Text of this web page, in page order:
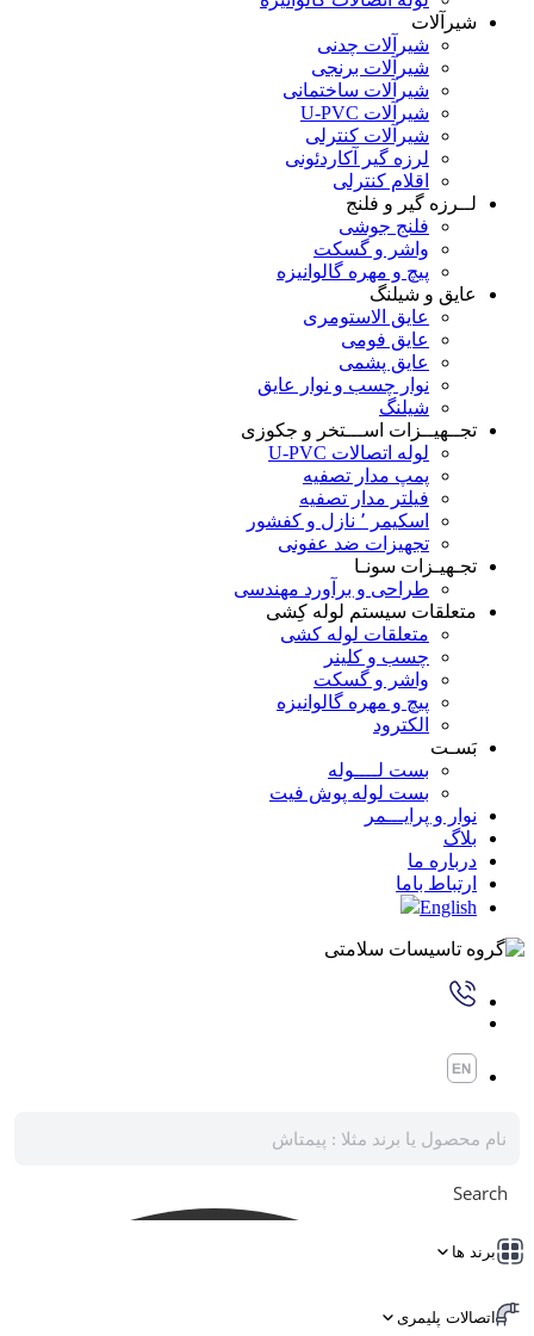
شیرآلات
شیرآلات چدنی
شیرآلات برنجی
شیرآلات ساختمانی
شیرآلات U-PVC
شیرآلات کنترلی
لرزه گیر آکاردئونی
اقلام کنترلی
لــرزه گیر و فلنج
فلنج جوشی
واشر و گسکت
پیچ و مهره گالوانیزه
عایق و شیلنگ
عایق الاستومری
عایق فومی
عایق پشمی
نوار چسب و نوار عایق
شیلنگ
تجــهیــزات اســـتخر و جکوزی
لوله اتصالات U-PVC
پمپ مدار تصفیه
فیلتر مدار تصفیه
اسکیمر ٬ نازل و کفشور
تجهیزات ضد عفونی
تجـهیـزات سونـا
طراحی و برآورد مهندسی
متعلقات سیستم لوله کِشی
متعلقات لوله کشی
چسب و کلینر
واشر و گسکت
پیچ و مهره گالوانیزه
الکترود
بَسـت
بست لــــوله
بست لوله پوش فیت
نوار و پرایـــمر
بلاگ
درباره ما
ارتباط باما
English
Search
برند ها
اتصالات پلیمری